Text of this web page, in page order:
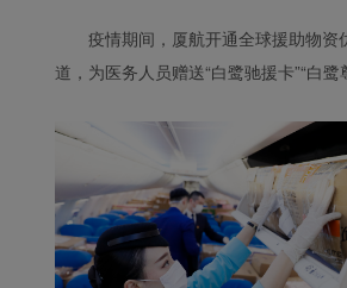
疫情期间，厦航开通全球援助物资
道，为医务人员赠送“白鹭驰援卡”“白鹭